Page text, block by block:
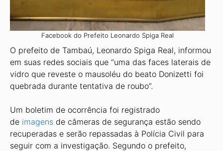
Facebook do Prefeito Leonardo Spiga Real
O prefeito de Tambaú, Leonardo Spiga Real, informou
em suas redes sociais que “uma das faces laterais de
vidro que reveste o mausoléu do beato Donizetti foi
quebrada durante tentativa de roubo”.
Um boletim de ocorrência foi registrado
de imagens de câmeras de segurança estão sendo
recuperadas e serão repassadas à Polícia Civil para
seguir com a investigação. Segundo o prefeito,